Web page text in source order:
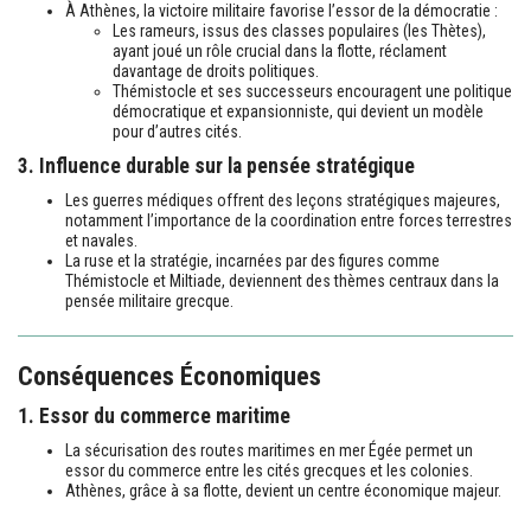
À Athènes, la victoire militaire favorise l’essor de la démocratie :
Les rameurs, issus des classes populaires (les Thètes),
ayant joué un rôle crucial dans la flotte, réclament
davantage de droits politiques.
Thémistocle et ses successeurs encouragent une politique
démocratique et expansionniste, qui devient un modèle
pour d’autres cités.
3. Influence durable sur la pensée stratégique
Les guerres médiques offrent des leçons stratégiques majeures,
notamment l’importance de la coordination entre forces terrestres
et navales.
La ruse et la stratégie, incarnées par des figures comme
Thémistocle et Miltiade, deviennent des thèmes centraux dans la
pensée militaire grecque.
Conséquences Économiques
1. Essor du commerce maritime
La sécurisation des routes maritimes en mer Égée permet un
essor du commerce entre les cités grecques et les colonies.
Athènes, grâce à sa flotte, devient un centre économique majeur.